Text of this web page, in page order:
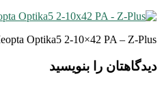
Optika5 2-10×42 PA – Z-Plus
دیدگاهتان را بنویسید